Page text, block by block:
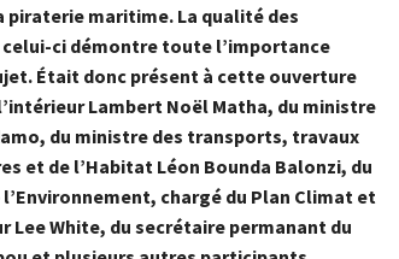
maritime. La qualité des
ci démontre toute l’importance
Était donc présent à cette ouverture
Lambert Noël Matha, du ministre
du ministre des transports, travaux
et de l’Habitat Léon Bounda Balonzi, du
chargé du Plan Climat et
Lee White, du secrétaire permanant du